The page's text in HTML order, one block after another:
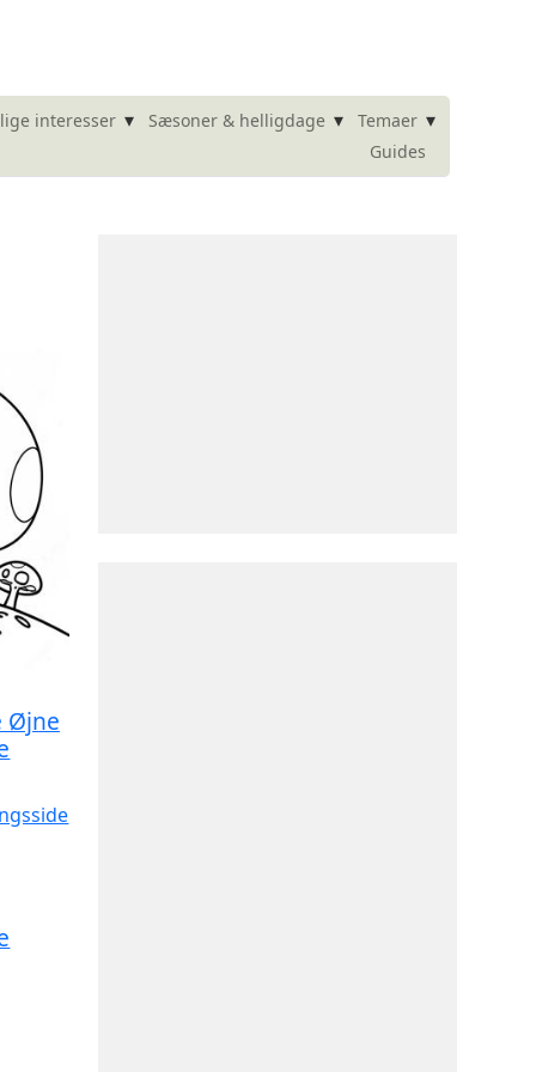
interesser ▾ Sæsoner & helligdage ▾ Temaer ▾
Guides
Øjne